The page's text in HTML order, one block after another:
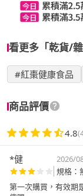
看更多「乾貨/
#紅棗健康食品
商品評價
4.8
*健 2026/
規格：
第一次購買，有效期